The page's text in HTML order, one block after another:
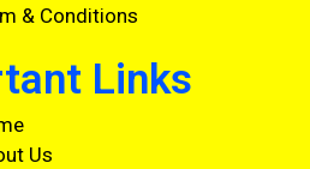
& Conditions
Links
Us